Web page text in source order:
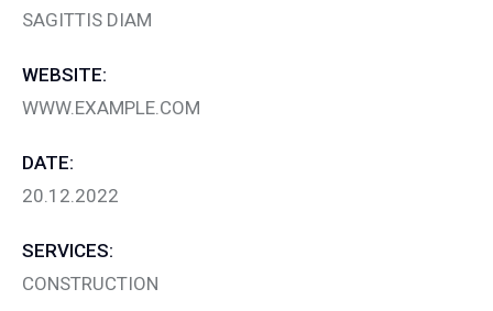
SAGITTIS DIAM
WEBSITE:
WWW.EXAMPLE.COM
DATE:
20.12.2022
SERVICES:
CONSTRUCTION